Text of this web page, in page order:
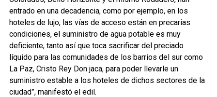
entrado en una decadencia, como por ejemplo, en los
hoteles de lujo, las vías de acceso están en precarias
condiciones, el suministro de agua potable es muy
deficiente, tanto así que toca sacrificar del preciado
líquido para las comunidades de los barrios del sur como
La Paz, Cristo Rey Don jaca, para poder llevarle un
suministro estable a los hoteles de dichos sectores de la
ciudad”, manifestó el edil.